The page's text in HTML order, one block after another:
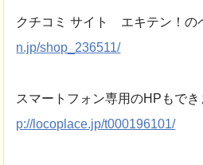
クチコミ サイト エキテン！
n.jp/shop_236511/
スマートフォン専用のHPもで
p://locoplace.jp/t000196101/